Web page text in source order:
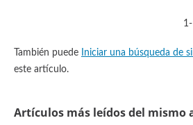
También puede Iniciar una búsqueda de
este artículo.
Artículos más leídos del mismo